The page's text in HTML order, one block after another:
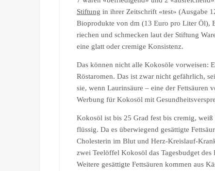
Stiftung in ihrer Zeitschrift «test» (Ausgabe
Bioprodukte von dm (13 Euro pro Liter Öl),
riechen und schmecken laut der Stiftung
eine glatt oder cremige Konsistenz.
Das können nicht alle Kokosöle vorweisen:
Röstaromen. Das ist zwar nicht gefährlich,
sie, wenn Laurinsäure – eine der
Werbung für Kokosöl mit
Kokosöl ist bis 25 Grad fest bis cremig,
flüssig. Da es überwiegend gesättigte
Cholesterin im Blut und Herz-Kreislauf-
zwei Teelöffel Kokosöl das Tagesbudget
Weitere gesättigte Fettsäuren kommen aus